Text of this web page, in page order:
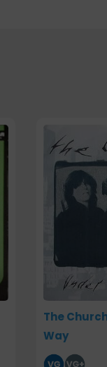
The
Way